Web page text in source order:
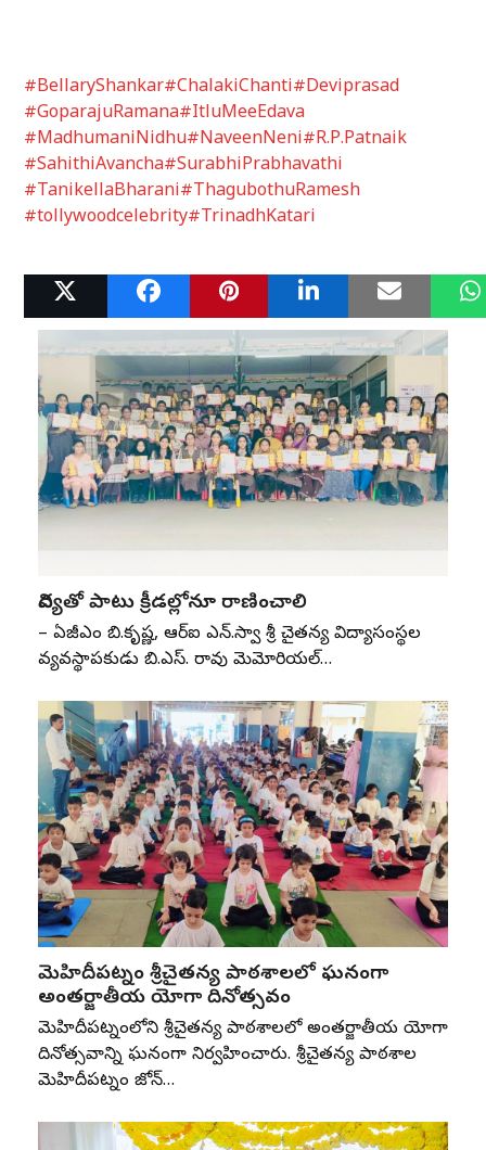
#BellaryShankar#ChalakiChanti#Deviprasad
#GoparajuRamana#ItluMeeEdava
#MadhumaniNidhu#NaveenNeni#R.P.Patnaik
#SahithiAvancha#SurabhiPrabhavathi
#TanikellaBharani#ThagubothuRamesh
#tollywoodcelebrity#TrinadhKatari
Related Posts
విద్యతో పాటు క్రీడల్లోనూ రాణించాలి
– ఏజీఎం బి.కృష్ణ, ఆర్‌ఐ ఎన్‌.స్వాతి శ్రీ చైతన్య విద్యాసంస్థల
వ్యవస్థాపకుడు బి.ఎస్‌. రావు మెమోరియల్‌…
మెహిదీపట్నం శ్రీచైతన్య పాఠశాలలో ఘనంగా
అంతర్జాతీయ యోగా దినోత్సవం
మెహిదీపట్నంలోని శ్రీచైతన్య పాఠశాలలో అంతర్జాతీయ యోగా
దినోత్సవాన్ని ఘనంగా నిర్వహించారు. శ్రీచైతన్య పాఠశాల
మెహిదీపట్నం జోన్‌…